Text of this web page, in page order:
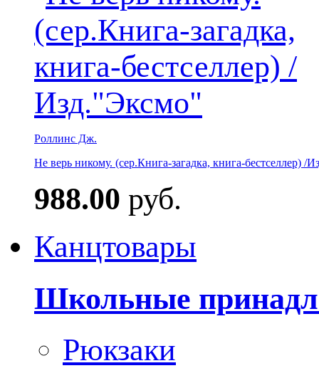
Роллинс Дж.
Не верь никому. (сер.Книга-загадка, книга-бестселлер) /
988.00 руб.
Канцтовары
Школьные
Рюкзаки